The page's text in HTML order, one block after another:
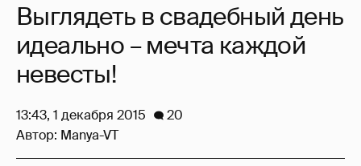
Выглядеть в свадебный день
идеально – мечта каждой
невесты!
13:43, 1 декабря 2015
20
Автор: Manya-VT